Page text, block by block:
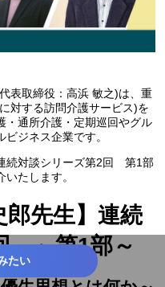
表取締役：高浜 敏之)は、重
対する訪問介護サービス)を
・通所介護・定期巡回やグル
ジネス企業です。
続対談シリーズ第2回 第1部
たします。
郎先生】連続
～第1部～
たい